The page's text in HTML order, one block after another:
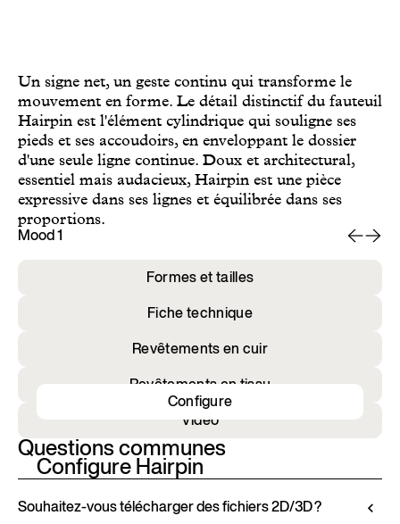
Un signe net, un geste continu qui transforme le
mouvement en forme. Le détail distinctif du fauteuil
Hairpin est l'élément cylindrique qui souligne ses
pieds et ses accoudoirs, en enveloppant le dossier
d'une seule ligne continue. Doux et architectural,
essentiel mais audacieux, Hairpin est une pièce
expressive dans ses lignes et équilibrée dans ses
proportions.
Mood 1
Formes et tailles
Fiche technique
Revêtements en cuir
Revêtements en tissu
Vidéo
Configure Hairpin
Configure
Questions communes
Souhaitez-vous télécharger des fichiers 2D/3D ?